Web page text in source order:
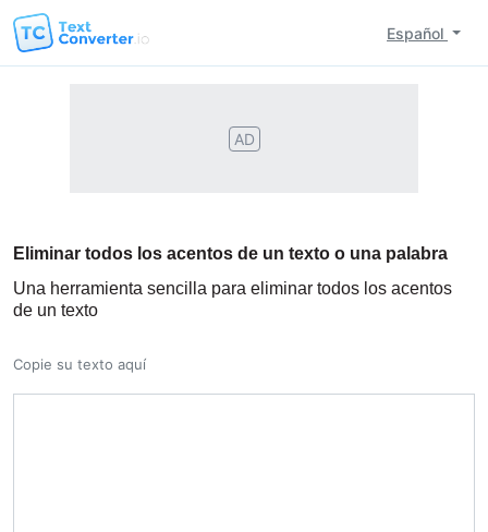
Español
AD
Eliminar todos los acentos de un texto o una palabra
Una herramienta sencilla para eliminar todos los acentos
de un texto
Copie su texto aquí